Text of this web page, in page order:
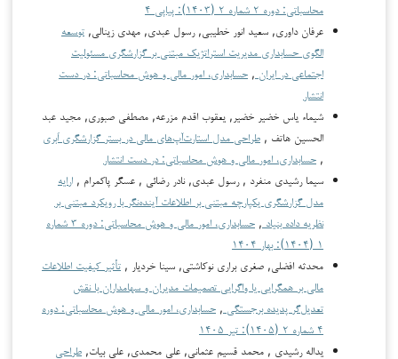
محاسباتی: دوره ۲ شماره ۲ (۱۴۰۳): پیاپی ۴
عرفان داوری, سعید انور خطیبی, رسول عبدی, مهدی زینالی, توسعه
الگوی حسابداری مدیریت استراتژیک مبتنی بر گزارشگری مسئولیت
اجتماعی در ایران , حسابداری، امور مالی و هوش محاسباتی: در دست
انتشار
شیماء یاس خضیر خضیر, یعقوب اقدم مزرعه, مصطفی صبوری, مجيد عبد
الحسين هاتف , طراحی مدل استارت‌آپ‌های مالی در بستر گزارشگری اَبری
, حسابداری، امور مالی و هوش محاسباتی: در دست انتشار
سیما رشیدی منفرد , رسول عبدی, نادر رضائی , عسگر پاکمرام , ارایه
مدل گزارشگری یکپارچه مبتنی بر اطلاعات آینده‌نگر با رویکرد مبتنی بر
نظریه داده بنیاد ,
حسابداری، امور مالی و هوش محاسباتی: دوره ۳ شماره
۱ (۱۴۰۴): بهار ۱۴۰۴
محدثه افضلی, صغری براری نوکاشتی, سینا خردیار , تأثیر کیفیت اطلاعات
مالی بر همگرایی یا واگرایی تصمیمات مدیران و سهامداران با نقش
تعدیل‌گر پدیده برجستگی , حسابداری، امور مالی و هوش محاسباتی: دوره
۴ شماره ۲ (۱۴۰۵): تیر ۱۴۰۵
یداله رشیدی , محمد قسیم عثمانی, علی محمدی, علی بیات, طراحی